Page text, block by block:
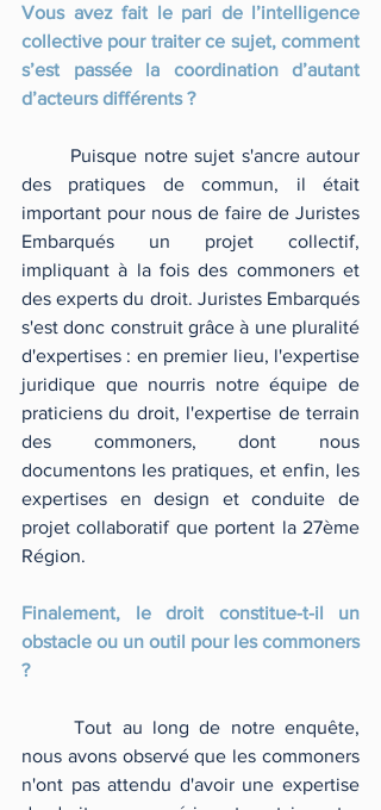
Vous avez fait le pari de l’intelligence
collective pour traiter ce sujet, comment
s’est passée la coordination d’autant
d’acteurs différents ?
des pratiques de commun, il était
important pour nous de faire de Juristes
Embarqués un projet collectif,
impliquant à la fois des commoners et
des experts du droit. Juristes Embarqués
s'est donc construit grâce à une pluralité
d'expertises : en premier lieu, l'expertise
juridique que nourris notre équipe de
praticiens du droit, l'expertise de terrain
des commoners, dont nous
documentons les pratiques, et enfin, les
expertises en design et conduite de
projet collaboratif que portent la 27ème
Région.
Finalement, le droit constitue-t-il un
obstacle ou un outil pour les commoners
?
	Tout au long de notre enquête,
nous avons observé que les commoners
n'ont pas attendu d'avoir une expertise